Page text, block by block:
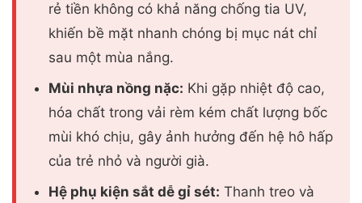
rẻ tiền không có khả năng chống tia UV,
khiến bề mặt nhanh chóng bị mục nát chỉ
sau một mùa nắng.
Mùi nhựa nồng nặc: Khi gặp nhiệt độ cao,
hóa chất trong vải rèm kém chất lượng bốc
mùi khó chịu, gây ảnh hưởng đến hệ hô hấp
của trẻ nhỏ và người già.
Hệ phụ kiện sắt dễ gỉ sét: Thanh treo và